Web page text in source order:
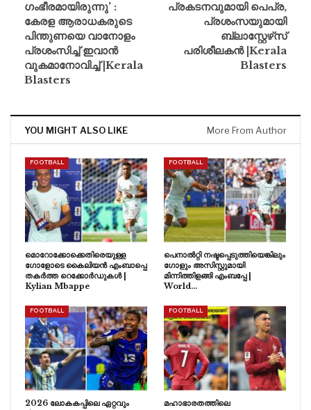
ഗംഭീരമായിരുന്നു’ :
കേരള ആരാധകരുടെ
പിന്തുണയെ വാനോളം
പ്രശംസിച്ച് ഇവാൻ
വുകമാനോവിച്ച് |Kerala
Blasters
പ്രകടനവുമായി പെപ്ര,
പ്രശംസയുമായി
ബ്ലാസ്റ്റേഴ്‌സ്
പരിശീലകൻ |Kerala
Blasters
YOU MIGHT ALSO LIKE More From Author
FOOTBALL
മൊറോക്കോക്കെതിരെയുള്ള
ഗോളോടെ കൈലിയൻ എംബാപ്പെ
തകർത്ത റെക്കോർഡുകൾ |
Kylian Mbappe
FOOTBALL
പെനാൽറ്റി നഷ്ടപ്പെടുത്തിയെങ്കിലും
ഗോളും അസിസ്റ്റുമായി
മിന്നിത്തിളങ്ങി എംബപ്പേ |
World…
FOOTBALL
2026 ലോകകപ്പിലെ ഏറ്റവും
FOOTBALL
മഹാഭാരതത്തിലെ